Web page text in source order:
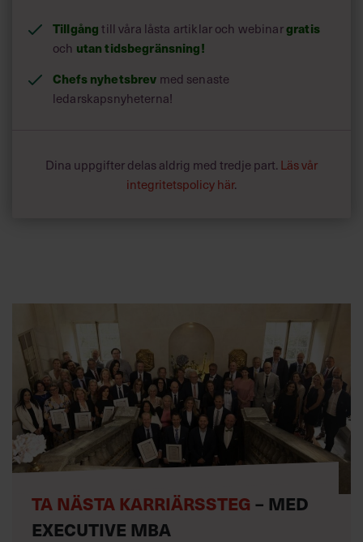
Tillgångtill våra låsta artiklar och webinargratis
och utan tidsbegränsning!
Chefs nyhetsbrev med senaste
ledarskapsnyheterna!
Dina uppgifter delas aldrig med tredje part. Läs vår
integritetspolicy här.
TA NÄSTA KARRIÄRSSTEG – MED
EXECUTIVE MBA